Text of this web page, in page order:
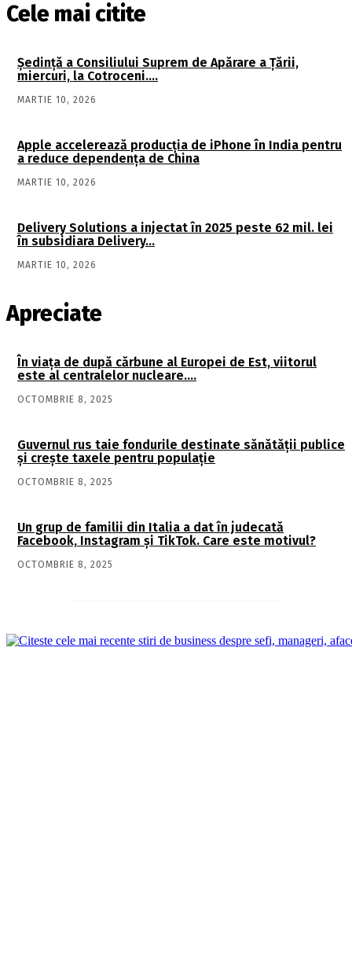
Cele mai citite
Şedinţă a Consiliului Suprem de Apărare a Ţării,
miercuri, la Cotroceni….
MARTIE 10, 2026
Apple accelerează producția de iPhone în India pentru
a reduce dependența de China
MARTIE 10, 2026
Delivery Solutions a injectat în 2025 peste 62 mil. lei
în subsidiara Delivery…
MARTIE 10, 2026
Apreciate
În viaţa de după cărbune al Europei de Est, viitorul
este al centralelor nucleare….
OCTOMBRIE 8, 2025
Guvernul rus taie fondurile destinate sănătății publice
și crește taxele pentru populație
OCTOMBRIE 8, 2025
Un grup de familii din Italia a dat în judecată
Facebook, Instagram și TikTok. Care este motivul?
OCTOMBRIE 8, 2025